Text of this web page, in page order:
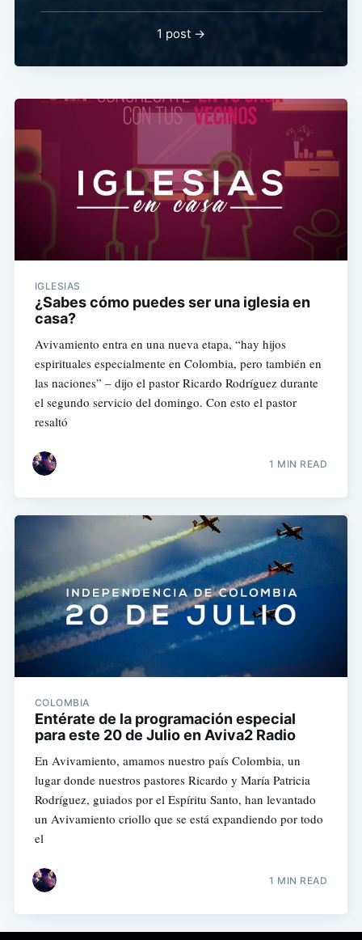
1 post →
IGLESIAS
¿Sabes cómo puedes ser una iglesia en
casa?
Avivamiento entra en una nueva etapa, “hay hijos
espirituales especialmente en Colombia, pero también en
las naciones” – dijo el pastor Ricardo Rodríguez durante
el segundo servicio del domingo. Con esto el pastor
resaltó
1 MIN READ
COLOMBIA
Entérate de la programación especial
para este 20 de Julio en Aviva2 Radio
En Avivamiento, amamos nuestro país Colombia, un
lugar donde nuestros pastores Ricardo y María Patricia
Rodríguez, guiados por el Espíritu Santo, han levantado
un Avivamiento criollo que se está expandiendo por todo
el
1 MIN READ